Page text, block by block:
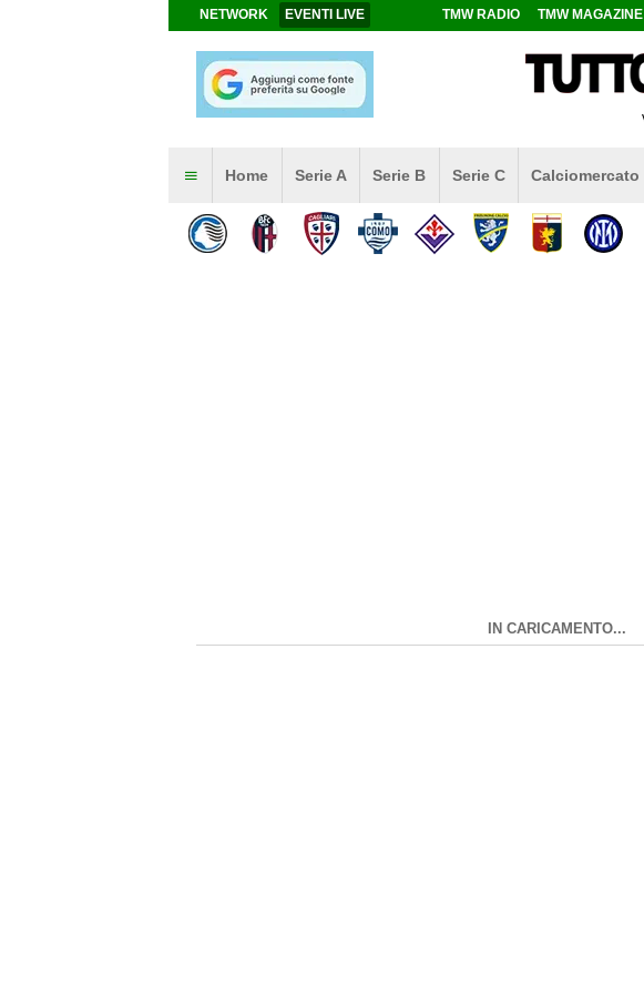
NETWORK EVENTI LIVE TMW RADIO TMW MAGAZINE
Home Serie A Serie B Serie C Calciomercato
IN CARICAMENTO...